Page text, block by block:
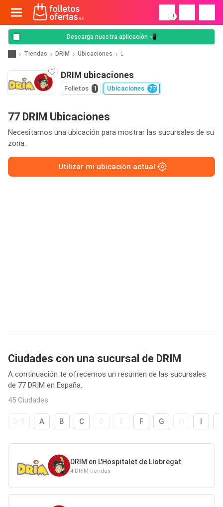
!
Descarga nuestra aplicación 📲
Tiendas DRIM Ubicaciones L
DRIM ubicaciones
Folletos 1 Ubicaciones 77
77 DRIM Ubicaciones
Necesitamos una ubicación para mostrar las sucursales de su
zona.
Utilizar mi ubicación actual
Ciudades con una sucursal de DRIM
A continuación te ofrecemos un resumen de las sucursales
de 77 DRIM en España.
45 Ciudades
A B C F G I
DRIM en L'Hospitalet de Llobregat
4 DRIM tiendas